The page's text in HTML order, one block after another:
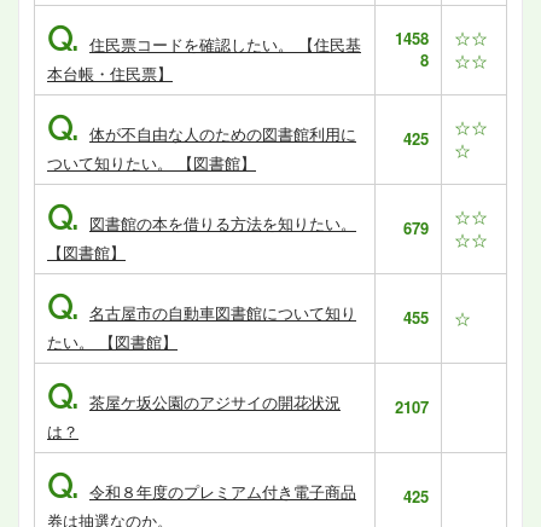
Q. 住民票コードを確認したい。 【住民基
本台帳・住民票】
1458
8
☆☆
☆☆
Q. 体が不自由な人のための図書館利用に
ついて知りたい。 【図書館】
425
☆☆
☆
Q. 図書館の本を借りる方法を知りたい。
【図書館】
679
☆☆
☆☆
Q. 名古屋市の自動車図書館について知り
たい。 【図書館】
455 ☆
Q. 茶屋ケ坂公園のアジサイの開花状況
は？
2107
Q. 令和８年度のプレミアム付き電子商品
券は抽選なのか。
425